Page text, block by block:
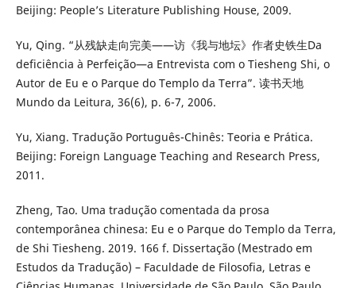
Beijing: People’s Literature Publishing House, 2009.
Yu, Qing. “从残缺走向完美——访《我与地坛》作者史铁生Da
deficiência à Perfeição—a Entrevista com o Tiesheng Shi, o
Autor de Eu e o Parque do Templo da Terra”. 读书天地
Mundo da Leitura, 36(6), p. 6-7, 2006.
Yu, Xiang. Tradução Português-Chinês: Teoria e Prática.
Beijing: Foreign Language Teaching and Research Press,
2011.
Zheng, Tao. Uma tradução comentada da prosa
contemporânea chinesa: Eu e o Parque do Templo da Terra,
de Shi Tiesheng. 2019. 166 f. Dissertação (Mestrado em
Estudos da Tradução) – Faculdade de Filosofia, Letras e